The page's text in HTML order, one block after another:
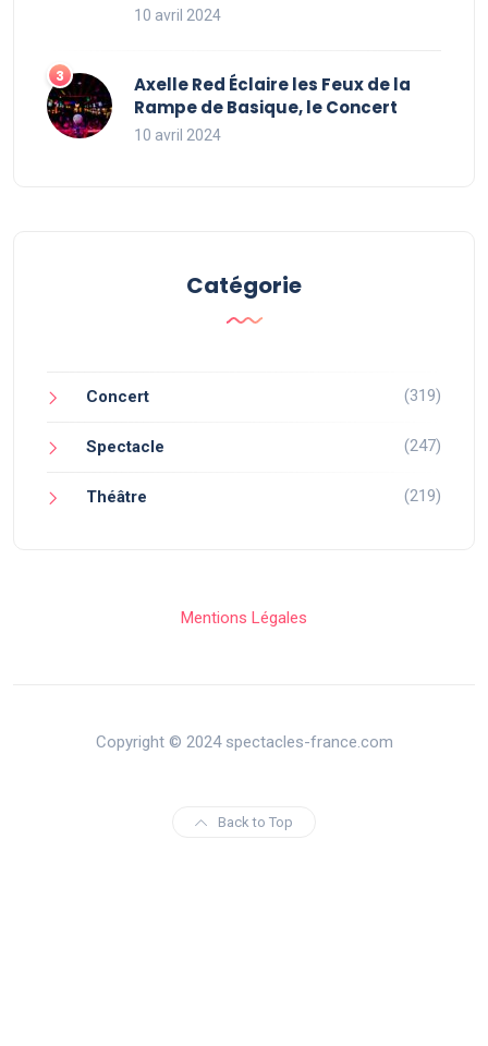
10 avril 2024
Axelle Red Éclaire les Feux de la
Rampe de Basique, le Concert
10 avril 2024
Catégorie
Concert (319)
Spectacle (247)
Théâtre (219)
Mentions Légales
Copyright © 2024 spectacles-france.com
Back to Top